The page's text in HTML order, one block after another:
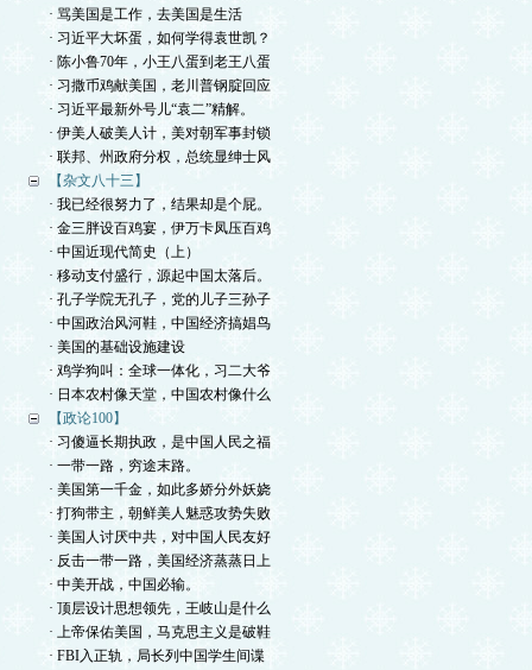
· 骂美国是工作，去美国是生活
· 习近平大坏蛋，如何学得袁世凯？
· 陈小鲁70年，小王八蛋到老王八蛋
· 习撒币鸡献美国，老川普钢腚回应
· 习近平最新外号儿“袁二”精解。
· 伊美人破美人计，美对朝军事封锁
· 联邦、州政府分权，总统显绅士风
【杂文八十三】
· 我已经很努力了，结果却是个屁。
· 金三胖设百鸡宴，伊万卡凤压百鸡
· 中国近现代简史（上）
· 移动支付盛行，源起中国太落后。
· 孔子学院无孔子，党的儿子三孙子
· 中国政治风河鞋，中国经济搞娼鸟
· 美国的基础设施建设
· 鸡学狗叫：全球一体化，习二大爷
· 日本农村像天堂，中国农村像什么
【政论100】
· 习傻逼长期执政，是中国人民之福
· 一带一路，穷途末路。
· 美国第一千金，如此多娇分外妖娆
· 打狗带主，朝鲜美人魅惑攻势失败
· 美国人讨厌中共，对中国人民友好
· 反击一带一路，美国经济蒸蒸日上
· 中美开战，中国必输。
· 顶层设计思想领先，王岐山是什么
· 上帝保佑美国，马克思主义是破鞋
· FBI入正轨，局长列中国学生间谍